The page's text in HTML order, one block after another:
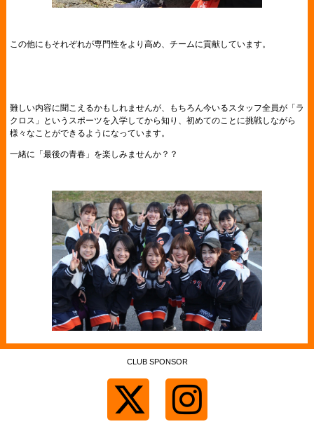
この他にもそれぞれが専門性をより高め、チームに貢献しています。
難しい内容に聞こえるかもしれませんが、もちろん今いるスタッフ全員が「ラ
クロス」というスポーツを入学してから知り、初めてのことに挑戦しながら
様々なことができるようになっています。
一緒に「最後の青春」を楽しみませんか？？
CLUB SPONSOR